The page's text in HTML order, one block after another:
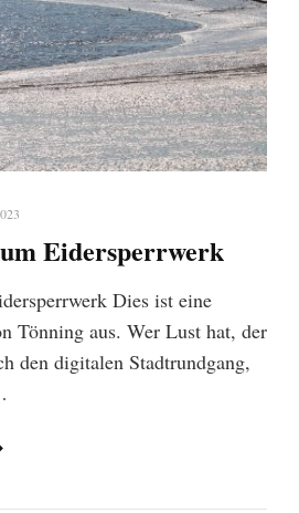
Eidersperrwerk
Dies ist eine
Tönning aus. Wer Lust hat, der
den digitalen Stadtrundgang,